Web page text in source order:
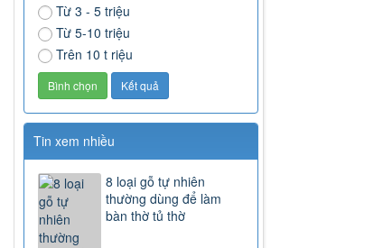
Từ 3 - 5 triệu
Từ 5-10 triệu
Trên 10 t riệu
Tin xem nhiều
8 loại gỗ tự nhiên
thường dùng để làm
bàn thờ tủ thờ